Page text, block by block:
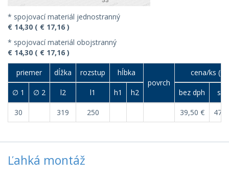
* spojovací materiál jednostranný
€ 14,30 ( € 17,16 )
* spojovací materiál obojstranný
€ 14,30 ( € 17,16 )
priemer dĺžka rozstup
hĺbka
povrch
cena/ks (€)
∅ 1 ∅ 2 l2 l1 h1 h2 bez dph s
30 319 250 39,50 €
Ľahká montáž